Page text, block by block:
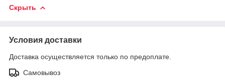
Скрыть
Условия доставки
Доставка осуществляется только по предоплате.
Самовывоз